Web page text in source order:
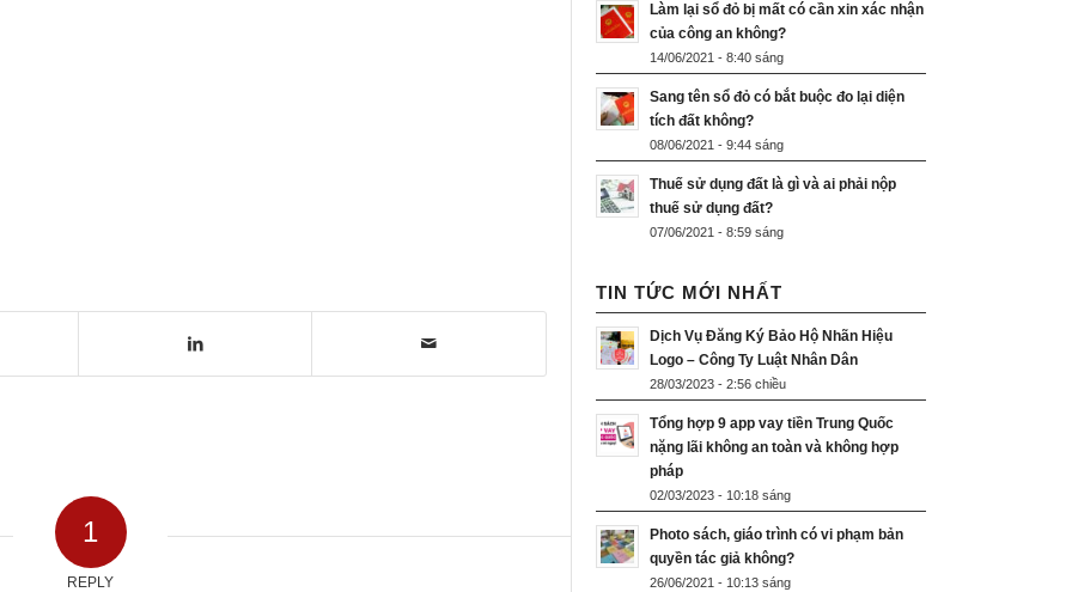
1
REPLY
Làm lại sổ đỏ bị mất có cần xin xác nhận
của công an không?
14/06/2021 - 8:40 sáng
Sang tên sổ đỏ có bắt buộc đo lại diện
tích đất không?
08/06/2021 - 9:44 sáng
Thuế sử dụng đất là gì và ai phải nộp
thuế sử dụng đất?
07/06/2021 - 8:59 sáng
TIN TỨC MỚI NHẤT
Dịch Vụ Đăng Ký Bảo Hộ Nhãn Hiệu
Logo – Công Ty Luật Nhân Dân
28/03/2023 - 2:56 chiều
Tổng hợp 9 app vay tiền Trung Quốc
nặng lãi không an toàn và không hợp
pháp
02/03/2023 - 10:18 sáng
Photo sách, giáo trình có vi phạm bản
quyền tác giả không?
26/06/2021 - 10:13 sáng